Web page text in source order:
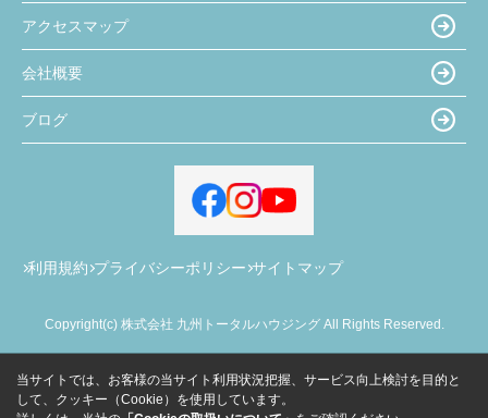
アクセスマップ
会社概要
ブログ
利用規約 プライバシーポリシー サイトマップ
Copyright(c) 株式会社 九州トータルハウジング All Rights Reserved.
当サイトでは、お客様の当サイト利用状況把握、サービス向上検討を目的と
して、クッキー（Cookie）を使用しています。